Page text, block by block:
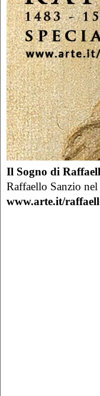
Il Sogno di
Raffaello Sanzio
www.arte.it/